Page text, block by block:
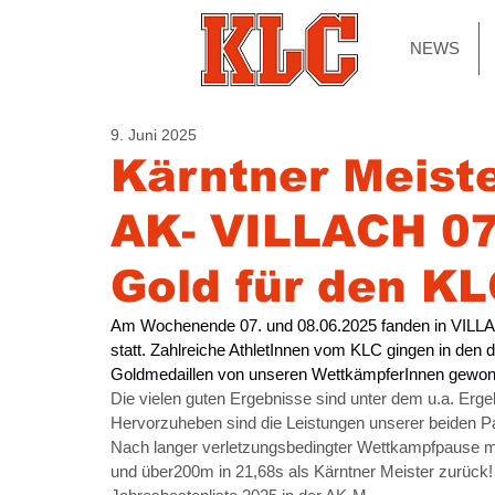
NEWS
Kärntner
AK- VILLACH
Gold für den
9. Juni 2025
Am Wochenende 07. und 08.06.2025 fanden in
statt. Zahlreiche AthletInnen vom KLC gingen in
Goldmedaillen von unseren WettkämpferInnen
Die vielen guten Ergebnisse sind unter dem u.a.
Hervorzuheben sind die Leistungen unserer beiden
Nach langer verletzungsbedingter Wettkampfpause
und über200m in 21,68s als Kärntner Meister